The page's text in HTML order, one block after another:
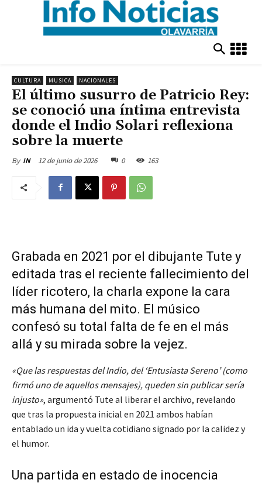
CULTURA MUSICA NACIONALES
El último susurro de Patricio Rey:
se conoció una íntima entrevista
donde el Indio Solari reflexiona
sobre la muerte
By IN 12 de junio de 2026 0 163
Grabada en 2021 por el dibujante Tute y
editada tras el reciente fallecimiento del
líder ricotero, la charla expone la cara
más humana del mito. El músico
confesó su total falta de fe en el más
allá y su mirada sobre la vejez.
«Que las respuestas del Indio, del ‘Entusiasta Sereno’ (como
firmó uno de aquellos mensajes), queden sin publicar sería
injusto», argumentó Tute al liberar el archivo, revelando
que tras la propuesta inicial en 2021 ambos habían
entablado un ida y vuelta cotidiano signado por la calidez y
el humor.
Una partida en estado de inocencia